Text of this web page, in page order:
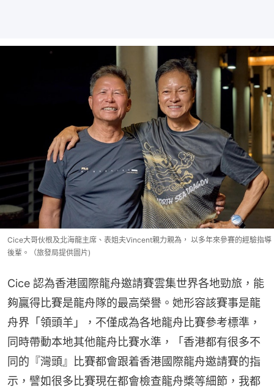
Cice大哥伙根及北海龍主席、表姐夫Vincent親力親為， 以多年來參賽的經驗指導
後輩。（旅發局提供圖片)
Cice 認為香港國際龍舟邀請賽雲集世界各地勁旅，能
夠贏得比賽是龍舟隊的最高榮譽。她形容該賽事是龍
舟界「領頭羊」，不僅成為各地龍舟比賽參考標準，
同時帶動本地其他龍舟比賽水準，「香港都有很多不
同的『灣頭』比賽都會跟着香港國際龍舟邀請賽的指
示，譬如很多比賽現在都會檢查龍舟槳等細節，我都